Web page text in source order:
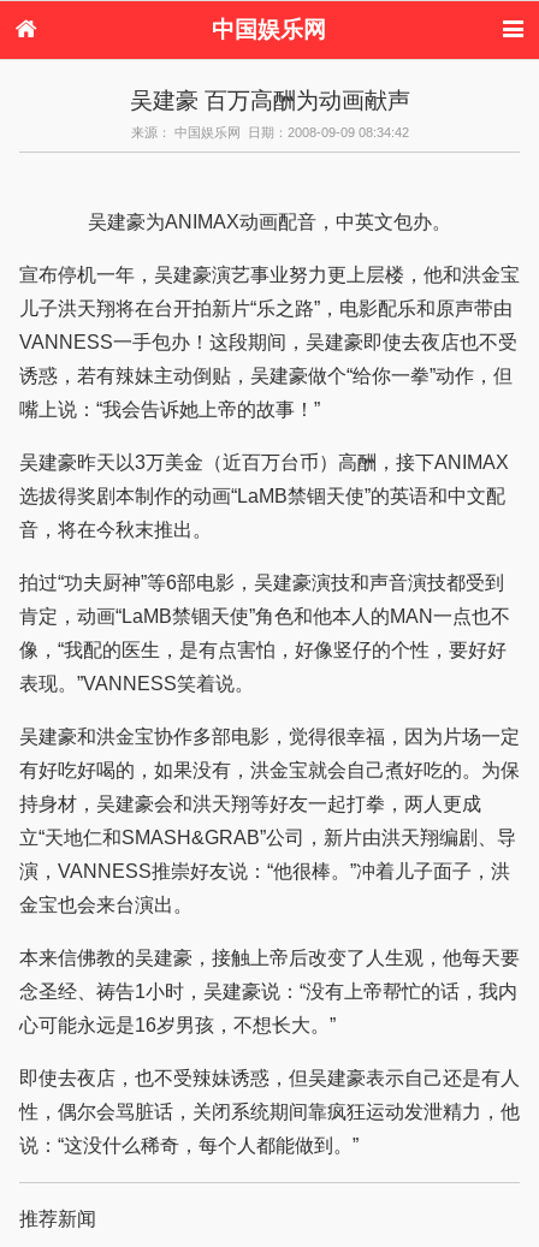
中国娱乐网
日本娱乐 韩国娱乐
音乐新闻 影视新闻
内地明星八卦
吴建豪 百万高酬为动画献声
来源： 中国娱乐网 日期：2008-09-09 08:34:42
吴建豪为ANIMAX动画配音，中英文包办。
宣布停机一年，吴建豪演艺事业努力更上层楼，他和洪金宝
儿子洪天翔将在台开拍新片“乐之路”，电影配乐和原声带由
VANNESS一手包办！这段期间，吴建豪即使去夜店也不受
诱惑，若有辣妹主动倒贴，吴建豪做个“给你一拳”动作，但
嘴上说：“我会告诉她上帝的故事！”
吴建豪昨天以3万美金（近百万台币）高酬，接下ANIMAX
选拔得奖剧本制作的动画“LaMB禁锢天使”的英语和中文配
音，将在今秋末推出。
拍过“功夫厨神”等6部电影，吴建豪演技和声音演技都受到
肯定，动画“LaMB禁锢天使”角色和他本人的MAN一点也不
像，“我配的医生，是有点害怕，好像竖仔的个性，要好好
表现。”VANNESS笑着说。
吴建豪和洪金宝协作多部电影，觉得很幸福，因为片场一定
有好吃好喝的，如果没有，洪金宝就会自己煮好吃的。为保
持身材，吴建豪会和洪天翔等好友一起打拳，两人更成
立“天地仁和SMASH&GRAB”公司，新片由洪天翔编剧、导
演，VANNESS推崇好友说：“他很棒。”冲着儿子面子，洪
金宝也会来台演出。
本来信佛教的吴建豪，接触上帝后改变了人生观，他每天要
念圣经、祷告1小时，吴建豪说：“没有上帝帮忙的话，我内
心可能永远是16岁男孩，不想长大。”
即使去夜店，也不受辣妹诱惑，但吴建豪表示自己还是有人
性，偶尔会骂脏话，关闭系统期间靠疯狂运动发泄精力，他
说：“这没什么稀奇，每个人都能做到。”
推荐新闻